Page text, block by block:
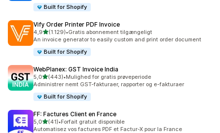
Built for Shopify
Vify Order Printer PDF Invoice
4,9ud af 5 stjerner
(1.129)
1129 anmeldelser i alt
•Gratis abonnement tilgængeligt
An invoice generator to easily custom and print order document
Built for Shopify
WebPlanex: GST Invoice India
5,0ud af 5 stjerner
(443)
443 anmeldelser i alt
•Mulighed for gratis prøveperiode
Administrer nemt GST-fakturaer, rapporter og e-fakturaer
Built for Shopify
FF: Factures Client en France
5,0ud af 5 stjerner
(41)
41 anmeldelser i alt
•Forfait gratuit disponible
Automatisez vos factures PDF et Factur-X pour la France